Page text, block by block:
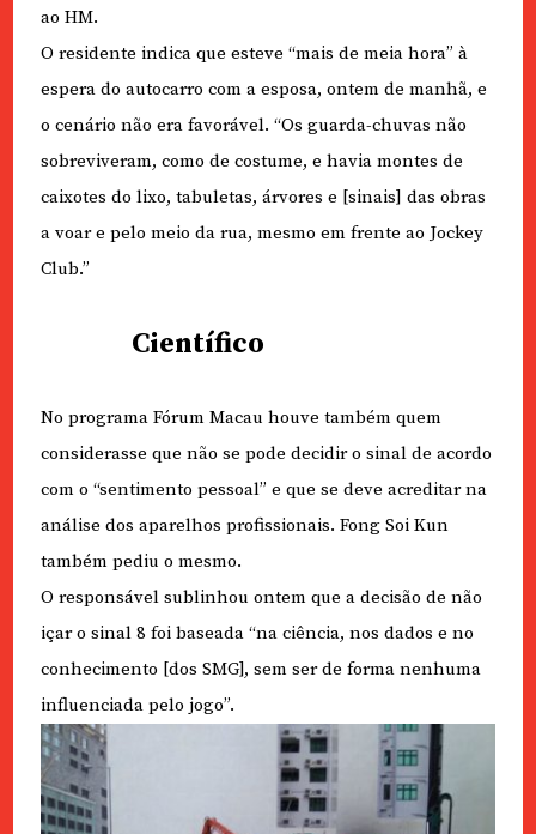
ao HM.
O residente indica que esteve “mais de meia hora” à
espera do autocarro com a esposa, ontem de manhã, e
o cenário não era favorável. “Os guarda-chuvas não
sobreviveram, como de costume, e havia montes de
caixotes do lixo, tabuletas, árvores e [sinais] das obras
a voar e pelo meio da rua, mesmo em frente ao Jockey
Club.”
Científico
No programa Fórum Macau houve também quem
considerasse que não se pode decidir o sinal de acordo
com o “sentimento pessoal” e que se deve acreditar na
análise dos aparelhos profissionais. Fong Soi Kun
também pediu o mesmo.
O responsável sublinhou ontem que a decisão de não
içar o sinal 8 foi baseada “na ciência, nos dados e no
conhecimento [dos SMG], sem ser de forma nenhuma
influenciada pelo jogo”.